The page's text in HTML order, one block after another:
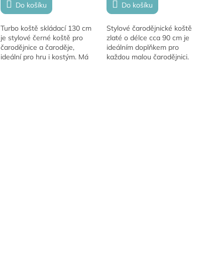
Do košíku
Turbo koště skládací 130 cm
je stylové černé koště pro
čarodějnice a čaroděje,
ideální pro hru i kostým. Má
Do košíku
Stylové čarodějnické koště
zlaté o délce cca 90 cm je
ideálním doplňkem pro
každou malou čarodějnici.